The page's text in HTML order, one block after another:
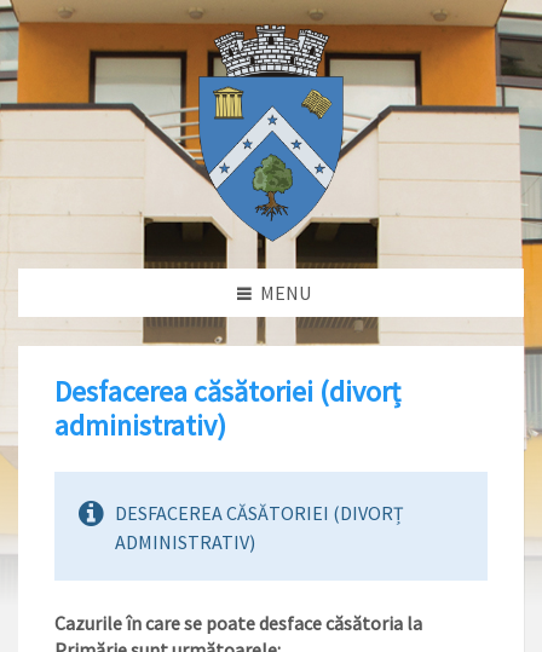
MENU
Desfacerea căsătoriei (divorț
administrativ)
DESFACEREA CĂSĂTORIEI (DIVORȚ
ADMINISTRATIV)
Cazurile în care se poate desface căsătoria la